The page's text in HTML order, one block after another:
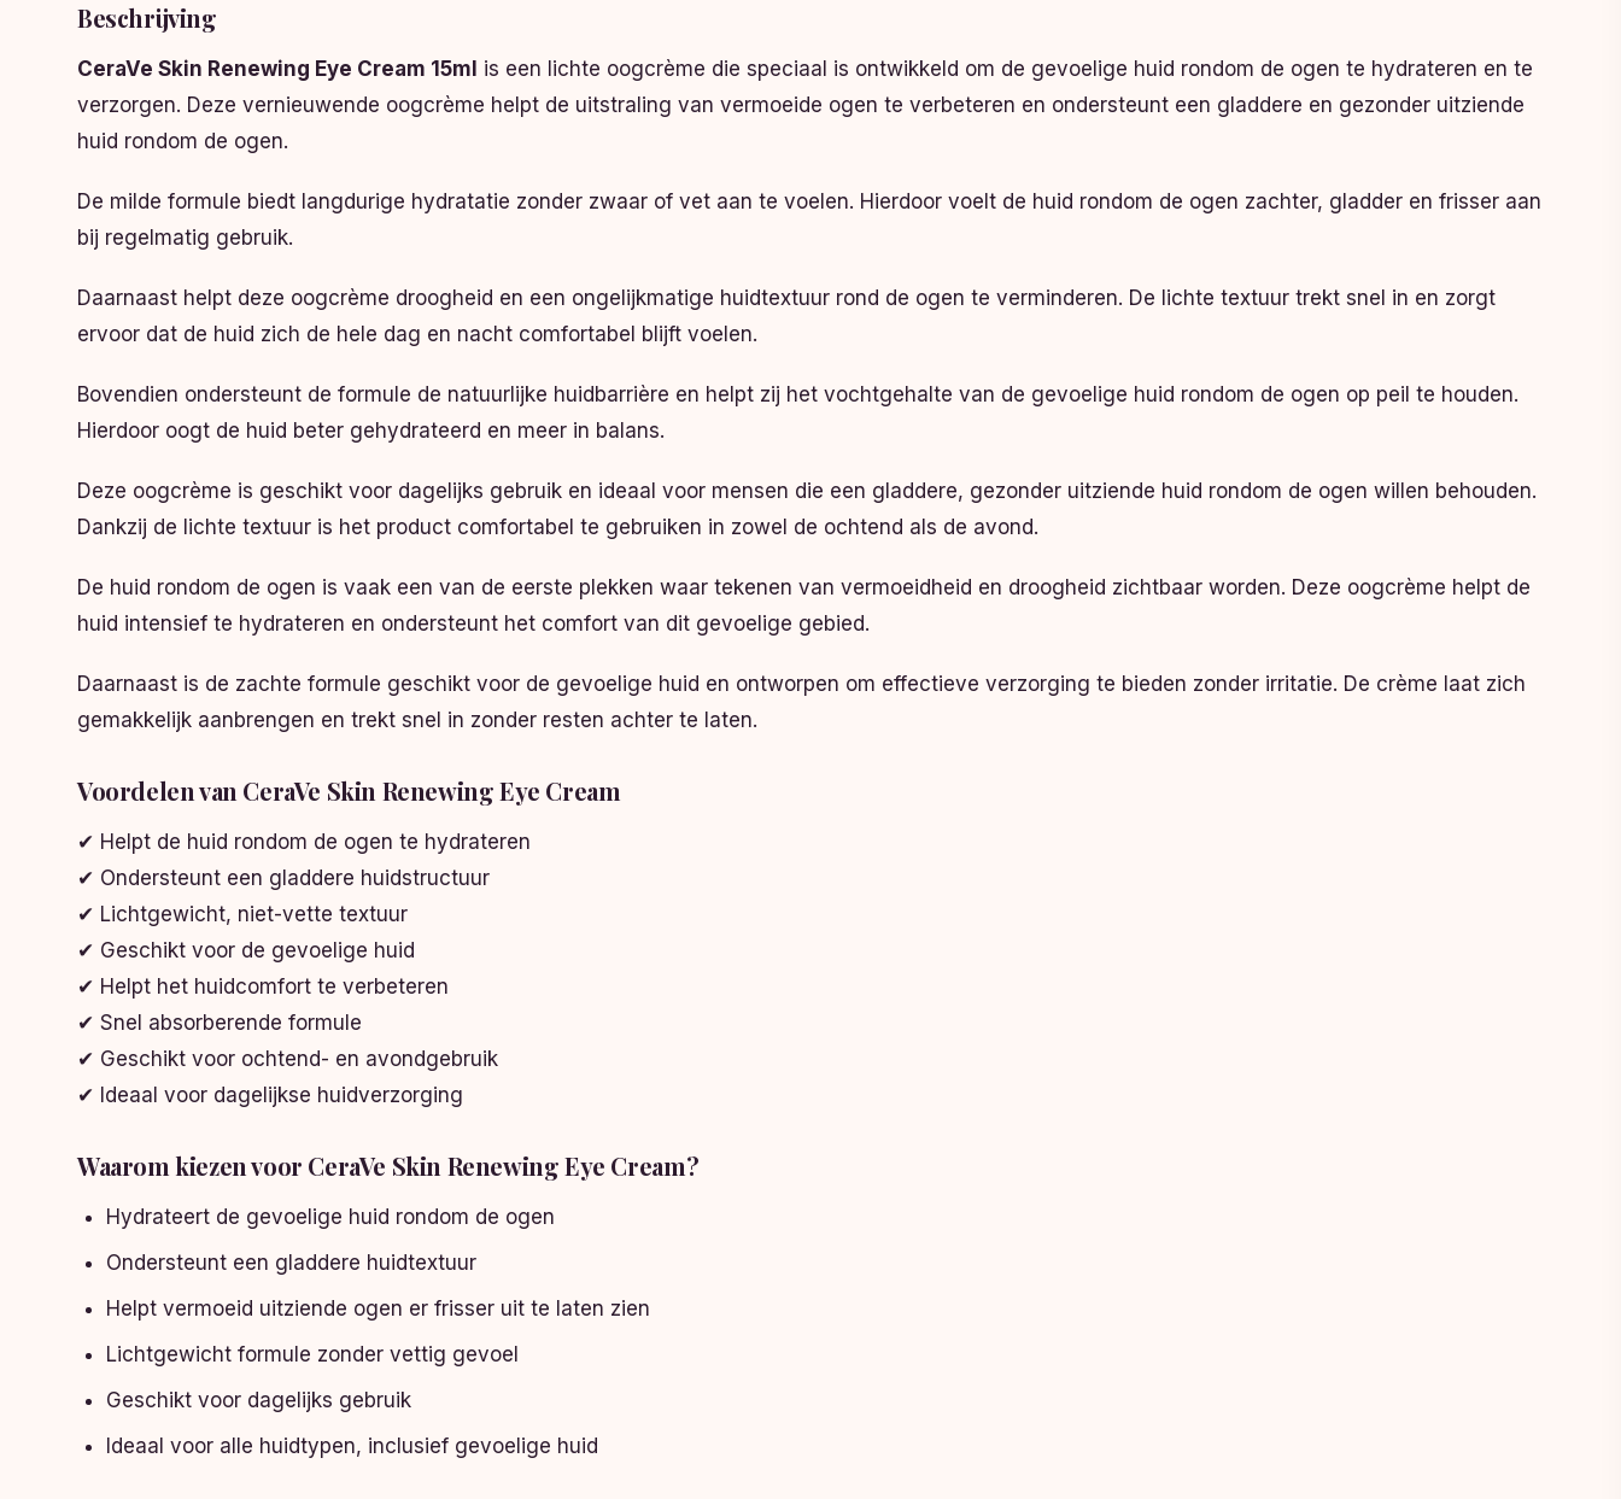
Beschrijving
CeraVe Skin Renewing Eye Cream 15ml is een lichte oogcrème die speciaal is ontwikkeld om de gevoelige huid rondom de ogen te hydrateren en te
verzorgen. Deze vernieuwende oogcrème helpt de uitstraling van vermoeide ogen te verbeteren en ondersteunt een gladdere en gezonder uitziende
huid rondom de ogen.
De milde formule biedt langdurige hydratatie zonder zwaar of vet aan te voelen. Hierdoor voelt de huid rondom de ogen zachter, gladder en frisser aan
bij regelmatig gebruik.
Daarnaast helpt deze oogcrème droogheid en een ongelijkmatige huidtextuur rond de ogen te verminderen. De lichte textuur trekt snel in en zorgt
ervoor dat de huid zich de hele dag en nacht comfortabel blijft voelen.
Bovendien ondersteunt de formule de natuurlijke huidbarrière en helpt zij het vochtgehalte van de gevoelige huid rondom de ogen op peil te houden.
Hierdoor oogt de huid beter gehydrateerd en meer in balans.
Deze oogcrème is geschikt voor dagelijks gebruik en ideaal voor mensen die een gladdere, gezonder uitziende huid rondom de ogen willen behouden.
Dankzij de lichte textuur is het product comfortabel te gebruiken in zowel de ochtend als de avond.
De huid rondom de ogen is vaak een van de eerste plekken waar tekenen van vermoeidheid en droogheid zichtbaar worden. Deze oogcrème helpt de
huid intensief te hydrateren en ondersteunt het comfort van dit gevoelige gebied.
Daarnaast is de zachte formule geschikt voor de gevoelige huid en ontworpen om effectieve verzorging te bieden zonder irritatie. De crème laat zich
gemakkelijk aanbrengen en trekt snel in zonder resten achter te laten.
Voordelen van CeraVe Skin Renewing Eye Cream
✔ Helpt de huid rondom de ogen te hydrateren
✔ Ondersteunt een gladdere huidstructuur
✔ Lichtgewicht, niet-vette textuur
✔ Geschikt voor de gevoelige huid
✔ Helpt het huidcomfort te verbeteren
✔ Snel absorberende formule
✔ Geschikt voor ochtend- en avondgebruik
✔ Ideaal voor dagelijkse huidverzorging
Waarom kiezen voor CeraVe Skin Renewing Eye Cream?
Hydrateert de gevoelige huid rondom de ogen
Ondersteunt een gladdere huidtextuur
Helpt vermoeid uitziende ogen er frisser uit te laten zien
Lichtgewicht formule zonder vettig gevoel
Geschikt voor dagelijks gebruik
Ideaal voor alle huidtypen, inclusief gevoelige huid